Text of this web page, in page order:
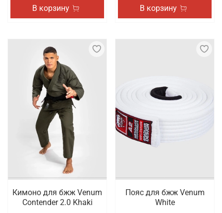
В корзину В корзину
Кимоно для бжж Venum
Contender 2.0 Khaki
Пояс для бжж Venum
White